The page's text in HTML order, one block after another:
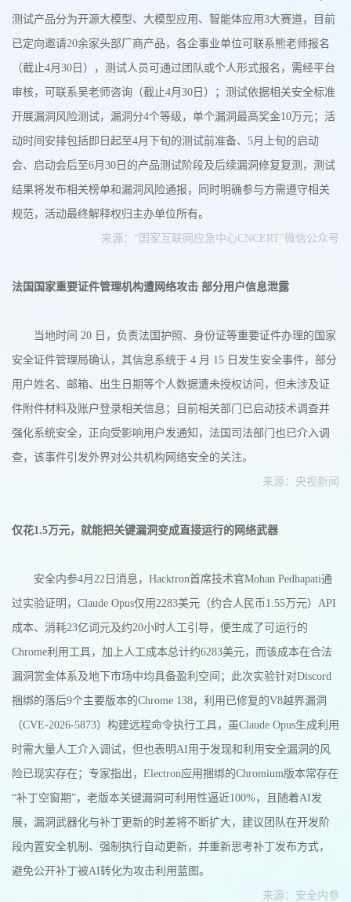
测试产品分为开源大模型、大模型应用、智能体应用3大赛道，目前
已定向邀请20余家头部厂商产品，各企事业单位可联系熊老师报名
（截止4月30日），测试人员可通过团队或个人形式报名，需经平台
审核，可联系吴老师咨询（截止4月30日）；测试依据相关安全标准
开展漏洞风险测试，漏洞分4个等级，单个漏洞最高奖金10万元；活
动时间安排包括即日起至4月下旬的测试前准备、5月上旬的启动
会、启动会后至6月30日的产品测试阶段及后续漏洞修复复测，测试
结果将发布相关榜单和漏洞风险通报，同时明确参与方需遵守相关
规范，活动最终解释权归主办单位所有。
来源：“国家互联网应急中心CNCERT”微信公众号
法国国家重要证件管理机构遭网络攻击 部分用户信息泄露
当地时间 20 日，负责法国护照、身份证等重要证件办理的国家
安全证件管理局确认，其信息系统于 4 月 15 日发生安全事件，部分
用户姓名、邮箱、出生日期等个人数据遭未授权访问，但未涉及证
件附件材料及账户登录相关信息；目前相关部门已启动技术调查并
强化系统安全，正向受影响用户发通知，法国司法部门也已介入调
查，该事件引发外界对公共机构网络安全的关注。
来源：央视新闻
仅花1.5万元，就能把关键漏洞变成直接运行的网络武器
安全内参4月22日消息，Hacktron首席技术官Mohan Pedhapati通
过实验证明，Claude Opus仅用2283美元（约合人民币1.55万元）API
成本、消耗23亿词元及约20小时人工引导，便生成了可运行的
Chrome利用工具，加上人工成本总计约6283美元，而该成本在合法
漏洞赏金体系及地下市场中均具备盈利空间；此次实验针对Discord
捆绑的落后9个主要版本的Chrome 138，利用已修复的V8越界漏洞
（CVE-2026-5873）构建远程命令执行工具，虽Claude Opus生成利用
时需大量人工介入调试，但也表明AI用于发现和利用安全漏洞的风
险已现实存在；专家指出，Electron应用捆绑的Chromium版本常存在
“补丁空窗期”，老版本关键漏洞可利用性逼近100%，且随着AI发
展，漏洞武器化与补丁更新的时差将不断扩大，建议团队在开发阶
段内置安全机制、强制执行自动更新，并重新思考补丁发布方式，
避免公开补丁被AI转化为攻击利用蓝图。
来源：安全内参